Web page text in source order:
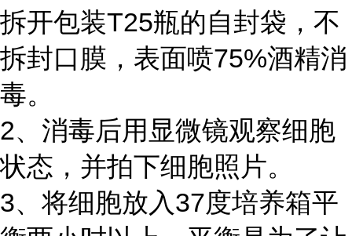
拆开包装T25瓶的自封袋，不
拆封口膜，表面喷75%酒精消
毒。
2、消毒后用显微镜观察细胞
状态，并拍下细胞照片。
3、将细胞放入37度培养箱平